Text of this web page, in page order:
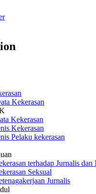
Kekerasan
Kekerasan
Kekerasan
Pelaku kekerasan
terhadap Jurnalis dan
Seksual
Jurnalis